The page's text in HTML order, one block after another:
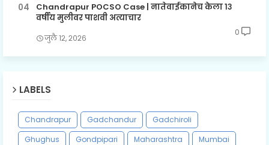
Chandrapur POCSO Case | नातेवाईकानेच केला १३
वर्षीय मुलीवर पाशवी अत्याचार
जुलै १२, २०२६
0
LABELS
Chandrapur Gadchandur
Gadchiroli
Ghughus
Gondpipari Maharashtra
Mumbai